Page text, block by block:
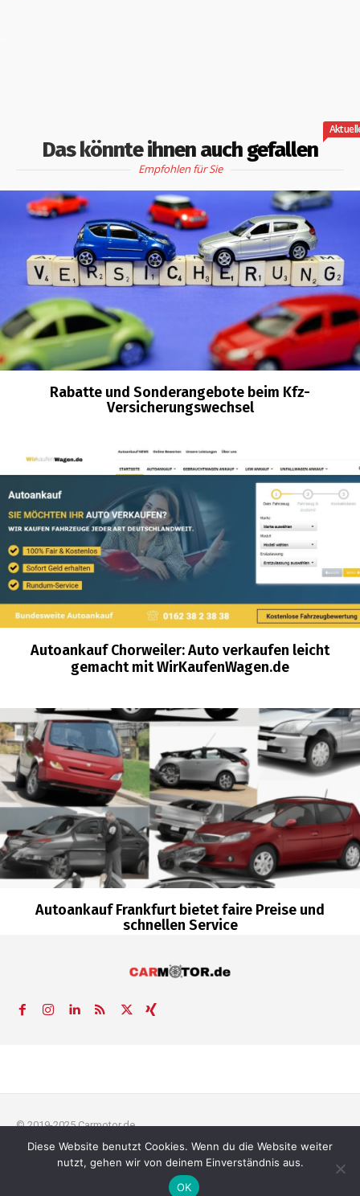
Das könnte ihnen auch gefallen
Empfohlen für Sie
Rabatte und Sonderangebote beim Kfz-
Versicherungswechsel
Autoankauf Chorweiler: Auto verkaufen leicht
gemacht mit WirKaufenWagen.de
Autoankauf Frankfurt bietet faire Preise und
schnellen Service
© 2019-2025 Carmotor.de
AGB Datenschutzerklärung FAQ Kontakt Impressum
News
Pressemitteilung veröffentlichen
Diese Website benutzt Cookies. Wenn du die Website weiter
nutzt, gehen wir von deinem Einverständnis aus.
OK